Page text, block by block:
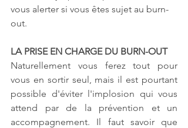
vous alerter si vous êtes sujet au burn-
out.
LA PRISE EN CHARGE DU BURN-OUT
Naturellement vous ferez tout pour
vous en sortir seul, mais il est pourtant
possible d'éviter l'implosion qui vous
attend par de la prévention et un
accompagnement. Il faut savoir que